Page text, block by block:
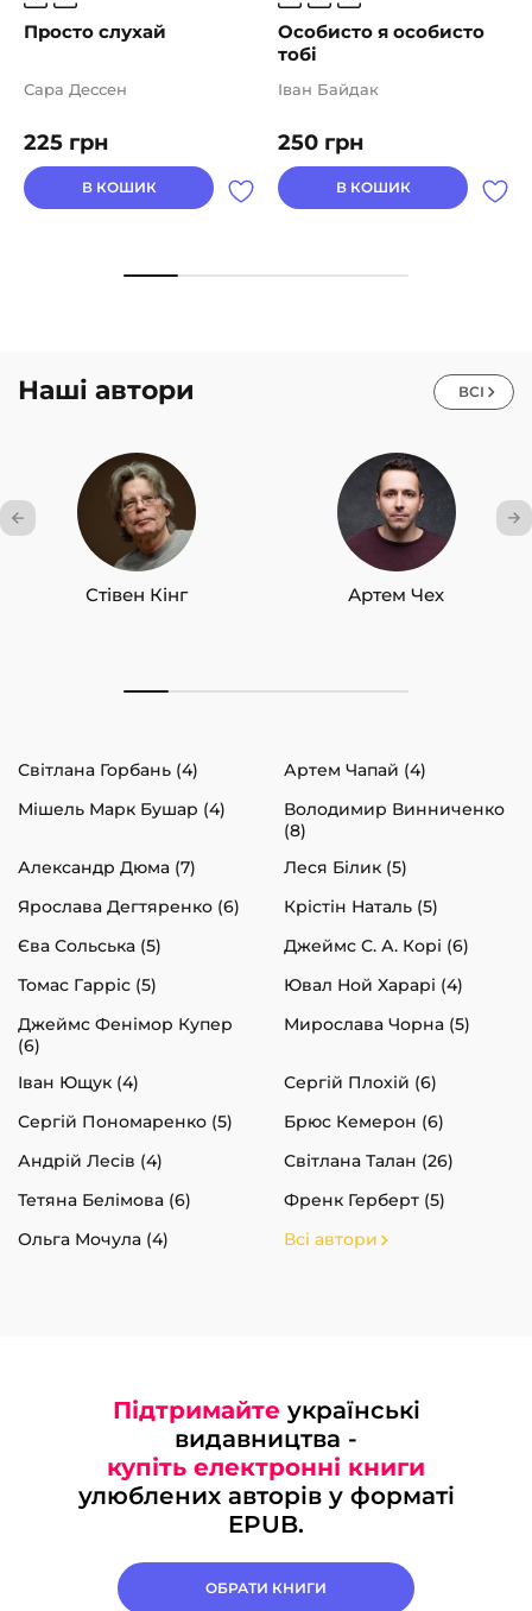
Просто слухай
225 грн
Сара Дессен
В КОШИК
Особисто я особисто
тобі
250 грн
Іван Байдак
В КОШИК
Наші автори ВСІ
Стівен Кінг Артем Чех
Світлана Горбань (4)
Артем Чапай (4)
Мішель Марк Бушар (4)
Володимир Винниченко
(8)
Александр Дюма (7)
Леся Білик (5)
Ярослава Дегтяренко (6)
Крістін Наталь (5)
Єва Сольська (5)
Джеймс С. А. Корі (6)
Томас Гарріс (5)
Ювал Ной Харарі (4)
Джеймс Фенімор Купер
(6)
Мирослава Чорна (5)
Іван Ющук (4)
Сергій Плохій (6)
Сергій Пономаренко (5)
Брюс Кемерон (6)
Андрій Лесів (4)
Світлана Талан (26)
Тетяна Белімова (6)
Френк Герберт (5)
Ольга Мочула (4)
Всі автори
Підтримайте українські
видавництва -
купіть електронні книги
улюблених авторів у форматі
EPUB.
ОБРАТИ КНИГИ